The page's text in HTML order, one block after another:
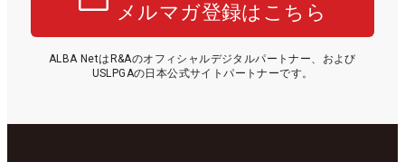
メルマガ登録はこちら
ALBA NetはR&Aのオフィシャルデジタルパートナー、および
USLPGAの日本公式サイトパートナーです。